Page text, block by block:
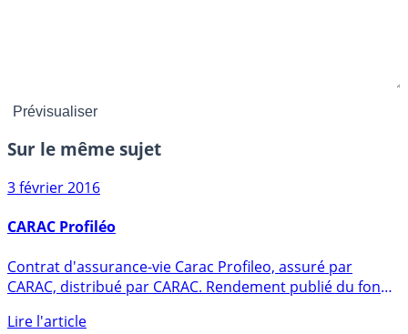
Sur le même sujet
3 février 2016
CARAC Profiléo
Contrat d'assurance-vie Carac Profileo, assuré par
CARAC, distribué par CARAC. Rendement publié du fonds